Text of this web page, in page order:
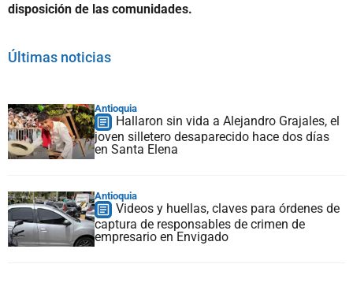
disposición de las comunidades.
Últimas noticias
Antioquia
Hallaron sin vida a Alejandro Grajales, el
joven silletero desaparecido hace dos días
en Santa Elena
Antioquia
Videos y huellas, claves para órdenes de
captura de responsables de crimen de
empresario en Envigado